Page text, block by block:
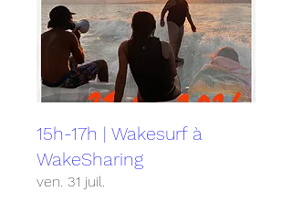
15h-17h | Wakesurf à
WakeSharing
ven. 31 juil.